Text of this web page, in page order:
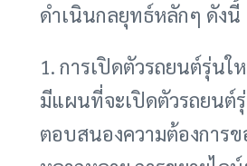
ดำเนินกลยุทธ์หลักๆ ดังนี้
1. การเปิดตัวรถยนต์รุ่นใ
มีแผนที่จะเปิดตัวรถยนต์
ตอบสนองความต้องการ